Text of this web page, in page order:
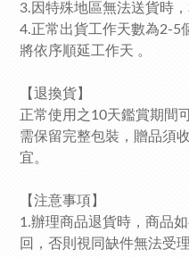
3.因特殊地區無法送貨時
4.正常出貨工作天數為2-5
將依序順延工作天 。
【退換貨】
正常使用之10天鑑賞期間
需保留完整包裝，贈品須
宜。
【注意事項】
1.辦理商品退貨時，商品
回，否則視同缺件無法受